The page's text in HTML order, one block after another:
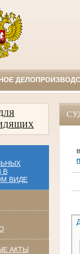
В
ВИДЕ
АКТЫ